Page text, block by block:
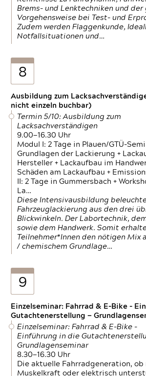
Brems- und Lenktechniken und
Vorgehensweise bei Test- und
Zudem werden Flaggenkunde,
Notfallsituationen und…
8
Ausbildung zum
nicht einzeln buchbar)
Termin 5/10: Ausbildung zum
Lacksachverständigen
9.00—16.30 Uhr
Modul I: 2 Tage in Plauen/GTÜ-
Grundlagen der Lackierung +
Hersteller + Lackaufbau im
Schäden am Lackaufbau +
II: 2 Tage in Gummersbach +
La…
Diese Intensivausbildung
Fahrzeuglackierung aus den drei
Blickwinkeln. Der Labortechnik,
sowie dem Handwerk. Somit
Teilnehmer*Innen den nötigen Mix
/ chemischem Grundlage…
9
Einzelseminar: Fahrrad & E-Bike -
Gutachtenerstellung —
Einzelseminar: Fahrrad & E-Bike -
Einführung in die
Grundlagenseminar
8.30—16.30 Uhr
Die aktuelle Fahrradgeneration, ob
Muskelkraft oder elektrisch